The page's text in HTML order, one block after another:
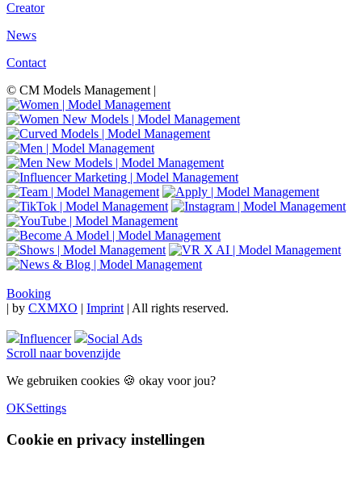
Creator
News
Contact
© CM Models Management |
Booking
| by CXMXO | Imprint | All rights reserved.
Influencer
Social Ads
Scroll naar bovenzijde
We gebruiken cookies 🍪 okay voor jou?
OKSettings
Cookie en privacy instellingen